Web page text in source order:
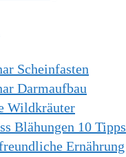
Scheinfasten
Darmaufbau
Wildkräuter
Blähungen 10 Tipps
Ernährung